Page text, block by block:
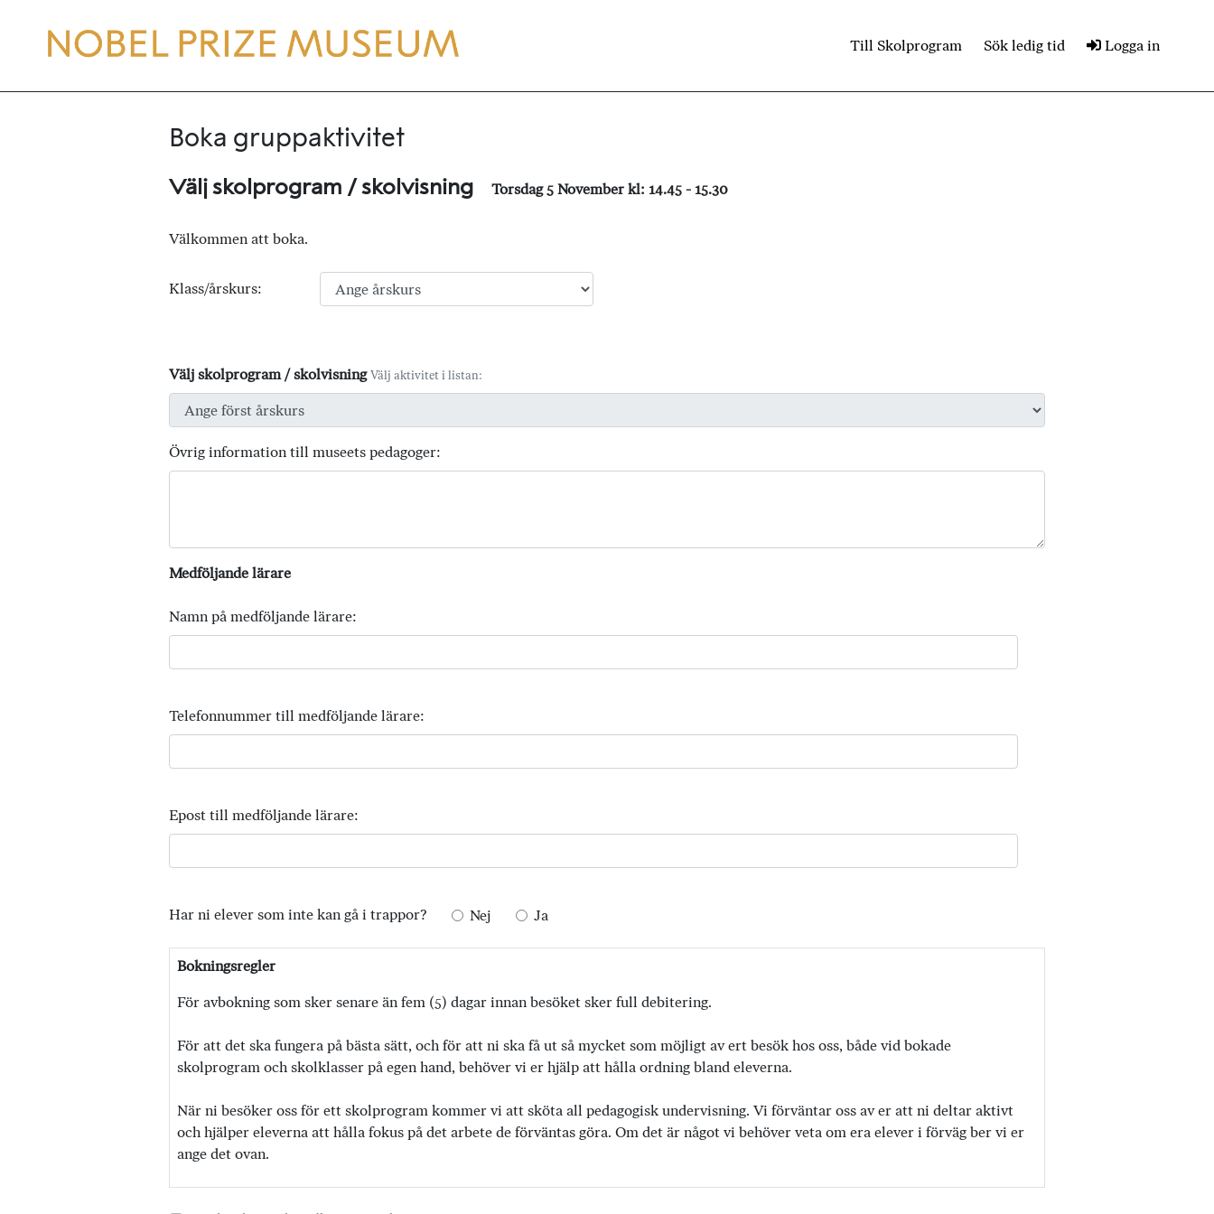
Till Skolprogram Sök ledig tid Logga in
Boka gruppaktivitet
Välj skolprogram / skolvisning Torsdag 5 November kl: 14.45 - 15.30
Välkommen att boka.
Klass/årskurs:
Välj skolprogram / skolvisning Välj aktivitet i listan:
Övrig information till museets pedagoger:
Medföljande lärare
Namn på medföljande lärare:
Telefonnummer till medföljande lärare:
Epost till medföljande lärare:
Har ni elever som inte kan gå i trappor? Nej Ja
Bokningsregler
För avbokning som sker senare än fem (5) dagar innan besöket sker full debitering.
För att det ska fungera på bästa sätt, och för att ni ska få ut så mycket som möjligt av ert besök hos oss, både vid bokade
skolprogram och skolklasser på egen hand, behöver vi er hjälp att hålla ordning bland eleverna.
När ni besöker oss för ett skolprogram kommer vi att sköta all pedagogisk undervisning. Vi förväntar oss av er att ni deltar aktivt
och hjälper eleverna att hålla fokus på det arbete de förväntas göra. Om det är något vi behöver veta om era elever i förväg ber vi er
ange det ovan.